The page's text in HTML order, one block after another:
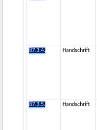
87.3.4.
Handschrift
87.3.5.
Handschrift